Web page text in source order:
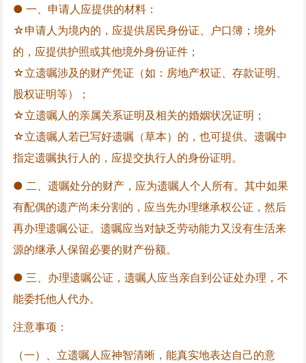
● 一、申请人应提供的材料：
☆申请人为境内的，应提供居民身份证、户口簿；境外
的，应提供护照或其他境外身份证件；
☆立遗嘱涉及的财产凭证（如：房地产权证、存款证明、
股权证明等）；
☆立遗嘱人的亲属关系证明及相关的婚姻状况证明；
☆立遗嘱人若已写好遗嘱（草本）的，也可提供。遗嘱中
指定遗嘱执行人的，应提交执行人的身份证明。
● 二、遗嘱处分的财产，应为遗嘱人个人所有。其中如果
有配偶的遗产尚未分割的，应当先办理继承权公证，然后
再办理遗嘱公证。遗嘱应当对缺乏劳动能力又没有生活来
源的继承人保留必要的财产份额。
● 三、办理遗嘱公证，遗嘱人应当亲自到公证处办理，不
能委托他人代办。
注意事项：
（一）、立遗嘱人应神智清晰，能真实地表达自己的意